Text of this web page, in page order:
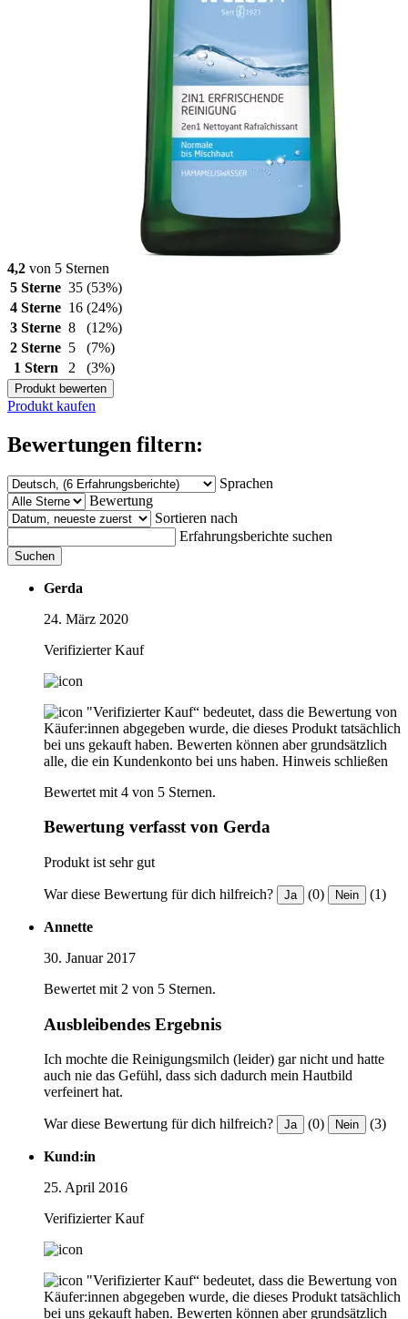
4,2 von 5 Sternen
5 Sterne 35 (53%)
4 Sterne 16 (24%)
3 Sterne 8
(12%)
2 Sterne 5
(7%)
1 Stern
2 (3%)
Produkt bewerten
Produkt kaufen
Bewertungen filtern:
Sprachen
Bewertung
Sortieren nach
Erfahrungsberichte suchen
Suchen
Gerda
24. März 2020
Verifizierter Kauf
"Verifizierter Kauf“ bedeutet, dass die Bewertung von
Käufer:innen abgegeben wurde, die dieses Produkt tatsächlich
bei uns gekauft haben. Bewerten können aber grundsätzlich
alle, die ein Kundenkonto bei uns haben. Hinweis schließen
Bewertet mit 4 von 5 Sternen.
Bewertung verfasst von Gerda
Produkt ist sehr gut
War diese Bewertung für dich hilfreich? Ja (0) Nein (1)
Annette
30. Januar 2017
Bewertet mit 2 von 5 Sternen.
Ausbleibendes Ergebnis
Ich mochte die Reinigungsmilch (leider) gar nicht und hatte
auch nie das Gefühl, dass sich dadurch mein Hautbild
verfeinert hat.
War diese Bewertung für dich hilfreich? Ja (0) Nein (3)
Kund:in
25. April 2016
Verifizierter Kauf
"Verifizierter Kauf“ bedeutet, dass die Bewertung von
Käufer:innen abgegeben wurde, die dieses Produkt tatsächlich
bei uns gekauft haben. Bewerten können aber grundsätzlich